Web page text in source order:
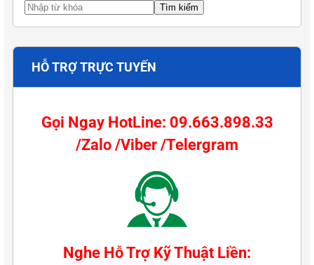
HỖ TRỢ TRỰC TUYẾN
Gọi Ngay HotLine: 09.663.898.33
/Zalo /Viber /Telergram
Nghe Hỗ Trợ Kỹ Thuật Liền: